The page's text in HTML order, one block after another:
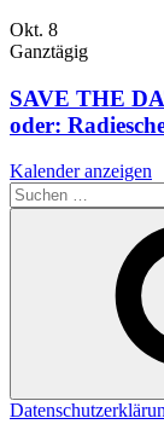
Okt. 8
Ganztägig
SAVE THE
oder:
Kalender anzeigen
Suche
nach: